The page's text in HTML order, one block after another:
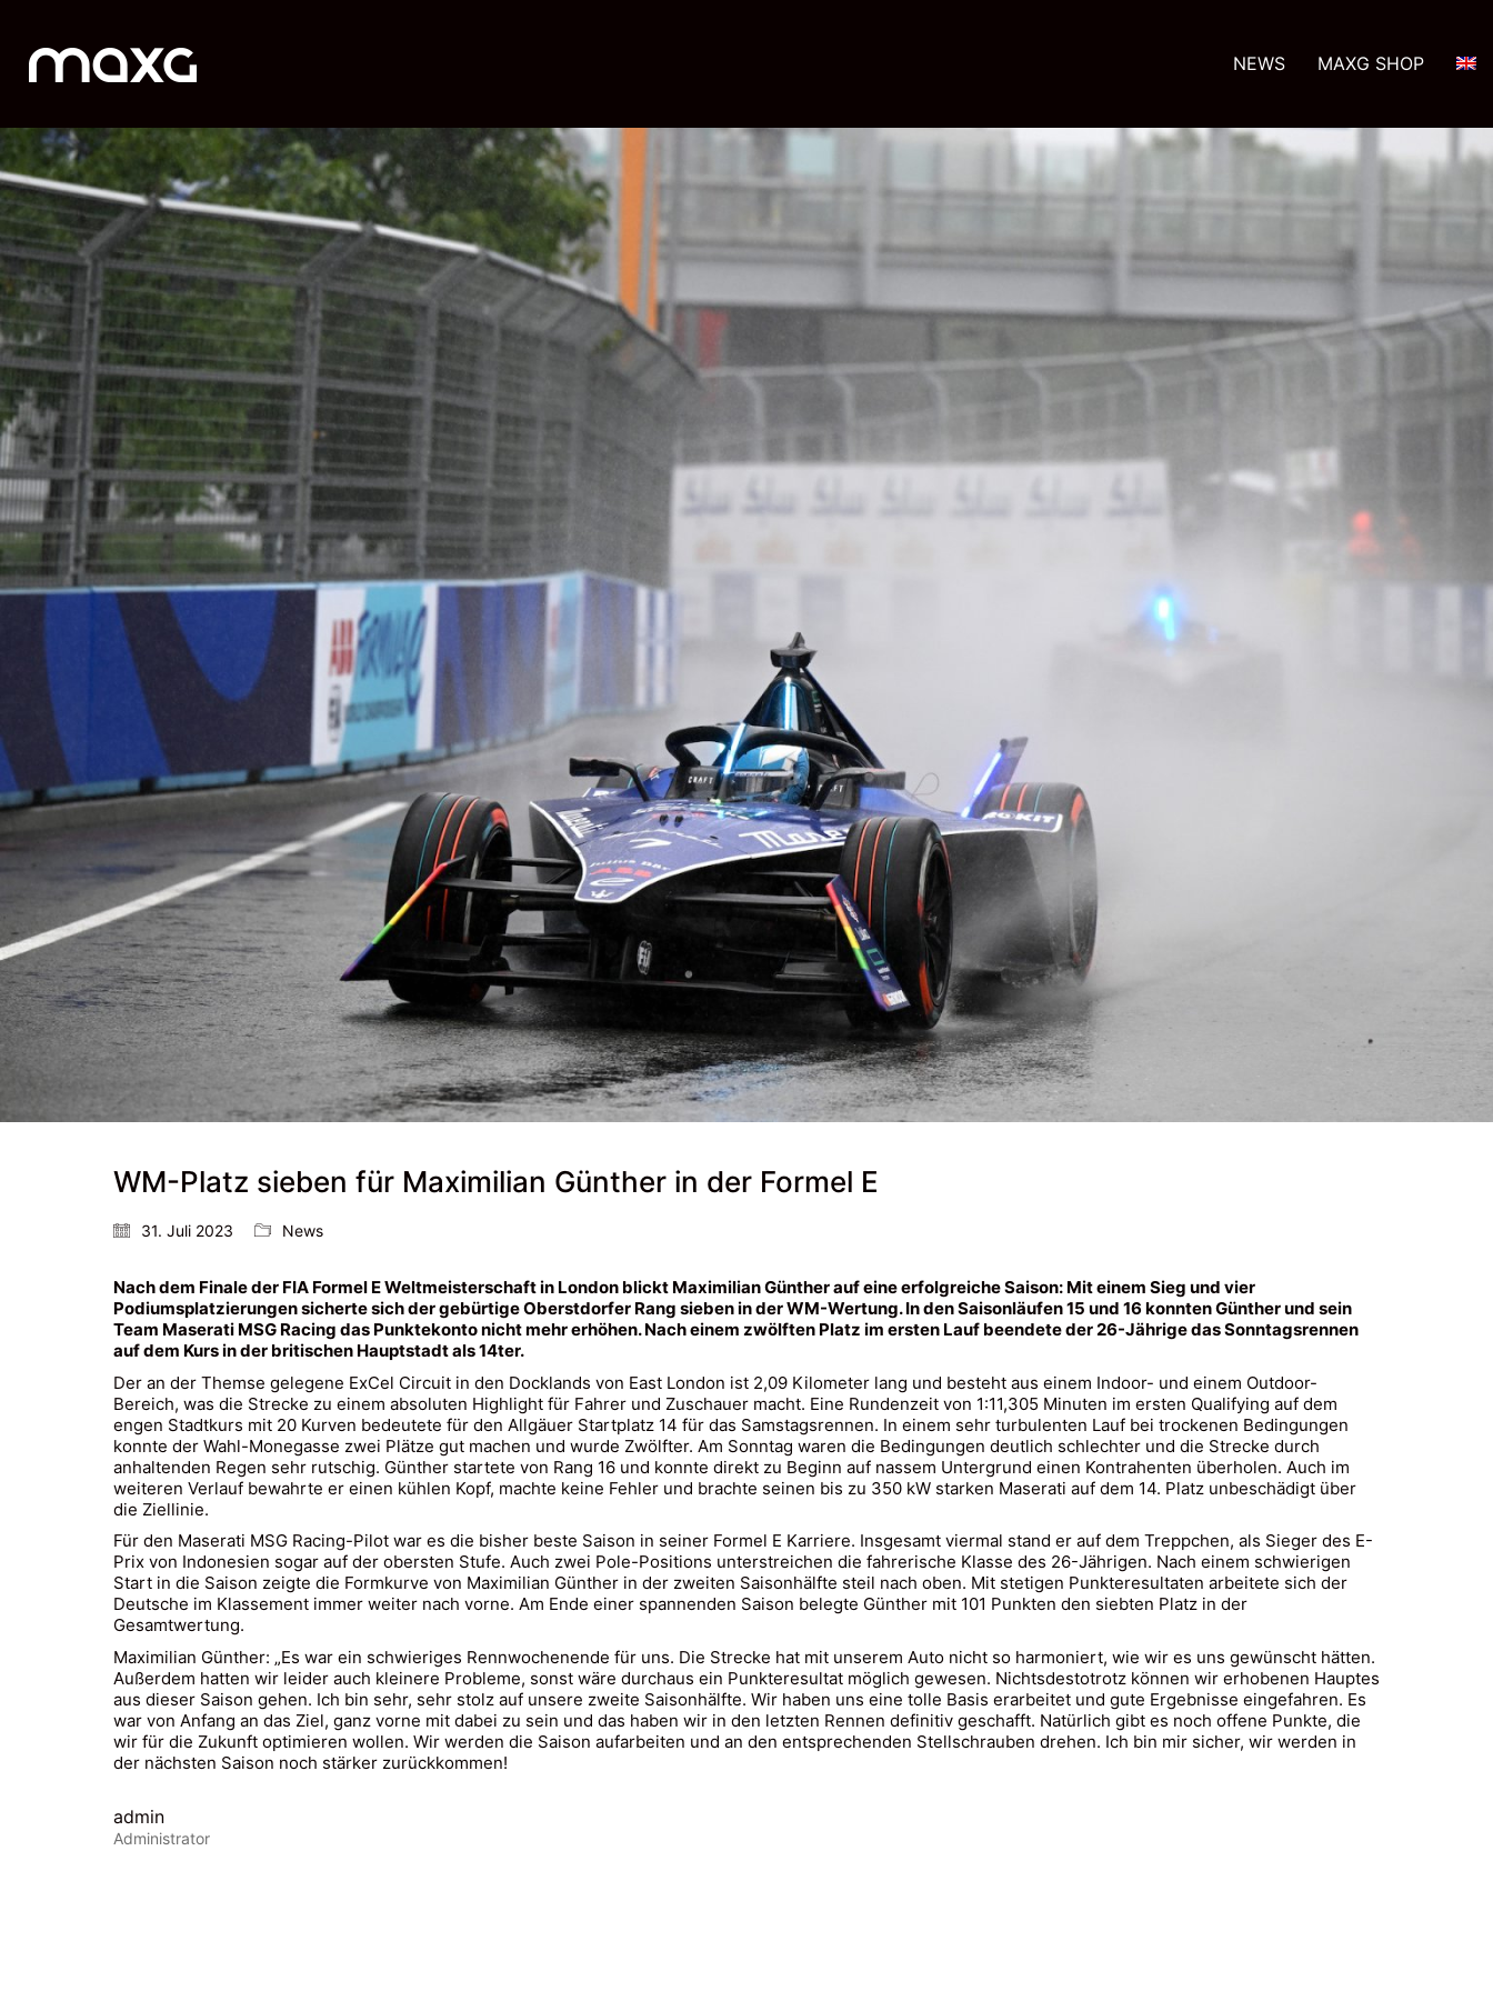
NEWS MAXG SHOP
WM-Platz sieben für Maximilian Günther in der Formel E
31. Juli 2023 News
Nach dem Finale der FIA Formel E Weltmeisterschaft in London blickt Maximilian Günther auf eine erfolgreiche Saison: Mit einem Sieg und vier
Podiumsplatzierungen sicherte sich der gebürtige Oberstdorfer Rang sieben in der WM-Wertung. In den Saisonläufen 15 und 16 konnten Günther und sein
Team Maserati MSG Racing das Punktekonto nicht mehr erhöhen. Nach einem zwölften Platz im ersten Lauf beendete der 26-Jährige das Sonntagsrennen
auf dem Kurs in der britischen Hauptstadt als 14ter.
Der an der Themse gelegene ExCel Circuit in den Docklands von East London ist 2,09 Kilometer lang und besteht aus einem Indoor- und einem Outdoor-
Bereich, was die Strecke zu einem absoluten Highlight für Fahrer und Zuschauer macht. Eine Rundenzeit von 1:11,305 Minuten im ersten Qualifying auf dem
engen Stadtkurs mit 20 Kurven bedeutete für den Allgäuer Startplatz 14 für das Samstagsrennen. In einem sehr turbulenten Lauf bei trockenen Bedingungen
konnte der Wahl-Monegasse zwei Plätze gut machen und wurde Zwölfter. Am Sonntag waren die Bedingungen deutlich schlechter und die Strecke durch
anhaltenden Regen sehr rutschig. Günther startete von Rang 16 und konnte direkt zu Beginn auf nassem Untergrund einen Kontrahenten überholen. Auch im
weiteren Verlauf bewahrte er einen kühlen Kopf, machte keine Fehler und brachte seinen bis zu 350 kW starken Maserati auf dem 14. Platz unbeschädigt über
die Ziellinie.
Für den Maserati MSG Racing-Pilot war es die bisher beste Saison in seiner Formel E Karriere. Insgesamt viermal stand er auf dem Treppchen, als Sieger des E-
Prix von Indonesien sogar auf der obersten Stufe. Auch zwei Pole-Positions unterstreichen die fahrerische Klasse des 26-Jährigen. Nach einem schwierigen
Start in die Saison zeigte die Formkurve von Maximilian Günther in der zweiten Saisonhälfte steil nach oben. Mit stetigen Punkteresultaten arbeitete sich der
Deutsche im Klassement immer weiter nach vorne. Am Ende einer spannenden Saison belegte Günther mit 101 Punkten den siebten Platz in der
Gesamtwertung.
Maximilian Günther: „Es war ein schwieriges Rennwochenende für uns. Die Strecke hat mit unserem Auto nicht so harmoniert, wie wir es uns gewünscht hätten.
Außerdem hatten wir leider auch kleinere Probleme, sonst wäre durchaus ein Punkteresultat möglich gewesen. Nichtsdestotrotz können wir erhobenen Hauptes
aus dieser Saison gehen. Ich bin sehr, sehr stolz auf unsere zweite Saisonhälfte. Wir haben uns eine tolle Basis erarbeitet und gute Ergebnisse eingefahren. Es
war von Anfang an das Ziel, ganz vorne mit dabei zu sein und das haben wir in den letzten Rennen definitiv geschafft. Natürlich gibt es noch offene Punkte, die
wir für die Zukunft optimieren wollen. Wir werden die Saison aufarbeiten und an den entsprechenden Stellschrauben drehen. Ich bin mir sicher, wir werden in
der nächsten Saison noch stärker zurückkommen!
admin
Administrator